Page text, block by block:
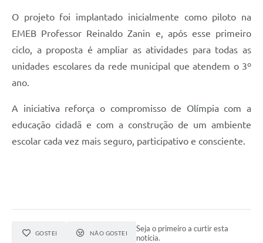
O projeto foi implantado inicialmente como piloto na
EMEB Professor Reinaldo Zanin e, após esse primeiro
ciclo, a proposta é ampliar as atividades para todas as
unidades escolares da rede municipal que atendem o 3º
ano.
A iniciativa reforça o compromisso de Olímpia com a
educação cidadã e com a construção de um ambiente
escolar cada vez mais seguro, participativo e consciente.
GOSTEI NÃO GOSTEI
Seja o primeiro a curtir esta
notícia.